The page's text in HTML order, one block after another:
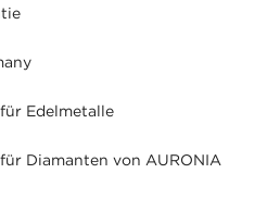
für Edelmetalle
Diamanten von AURONIA